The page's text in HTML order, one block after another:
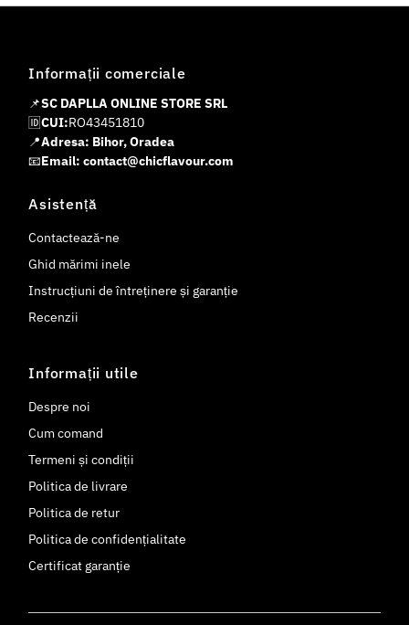
Informații comerciale
📌SC DAPLLA ONLINE STORE SRL
🆔CUI:RO43451810
📍Adresa: Bihor, Oradea
📧Email: contact@chicflavour.com
Asistență
Contactează-ne
Ghid mărimi inele
Instrucțiuni de întreținere și garanție
Recenzii
Informații utile
Despre noi
Cum comand
Termeni și condiții
Politica de livrare
Politica de retur
Politica de confidențialitate
Certificat garanție